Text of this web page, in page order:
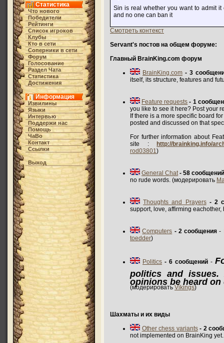
Статистика
Что нового
Победители
Рейтинги
Список игроков
Клубы
Кто в cети
Соперники в сети
Форум
Голосование
Раздел Чата
Статистика
Достижения
Информация
Извилины
Языки
Интервью
Поддержи нас
Помощь
ЧаВо
Контакт
Ссылки
Выход
Sin is real whether you want to admit
and no one can ban it
Смотреть контекст
Servant's постов на общем форуме:
Главный BrainKing.com форум
BrainKing.com - 3
itself, its structure, features and
Feature requests - 1
you like to see it here? Post your
If there is a more specific board
posted and discussed on that
For further information about
site :
http://brainking.info/
rod03801)
General Chat - 58 сообщений
no rude words. (модерировать
Thoughts and Prayers - 2
support, love, affirming
Computers - 2 сообщения -
toedder)
Politics - 6 сообщений -
politics and
opinions be heard
(модерировать Vikings)
Шахматы и их виды
Other chess variants - 2
not implemented on BrainKing